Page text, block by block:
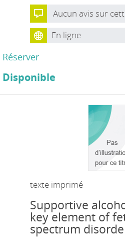
Aucun avis sur
En ligne
Réserver
Disponible
texte imprimé
Supportive
key element of
spectrum